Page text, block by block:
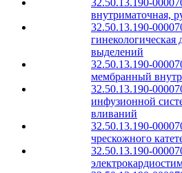
32.50.13.190-
внутриматочная,
32.50.13.190-
гинекологическая
выделений
32.50.13.190-
мембранный
32.50.13.190-
инфузионной
вливаний
32.50.13.190-
чрескожного
32.50.13.190-